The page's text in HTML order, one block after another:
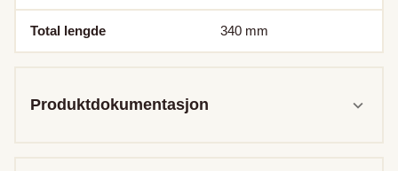
Total lengde 340 mm
Produktdokumentasjon